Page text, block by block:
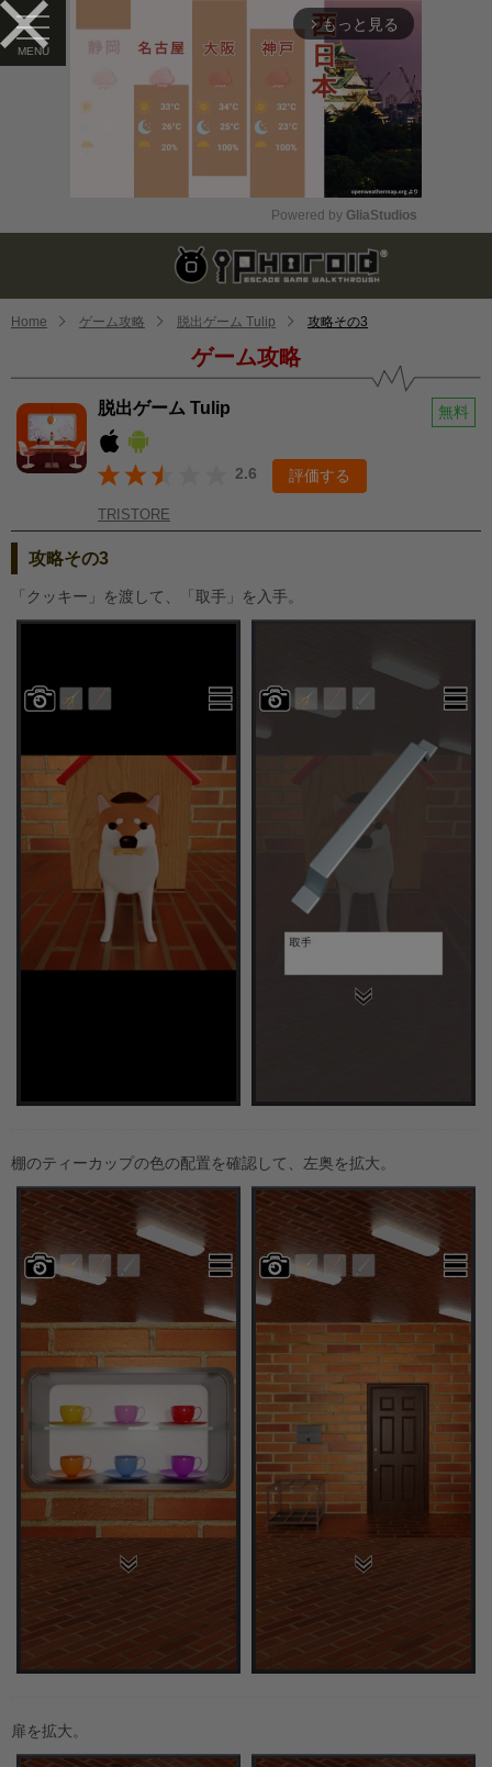
arrow_forward_ios もっと見る
Mute
Powered by GliaStudios
Home ゲーム攻略 脱出ゲーム Tulip 攻略その3
ゲーム攻略
脱出ゲーム Tulip 無料
2.6 評価する
TRISTORE
攻略その3
「クッキー」を渡して、「取手」を入手。
棚のティーカップの色の配置を確認して、左奥を拡大。
扉を拡大。